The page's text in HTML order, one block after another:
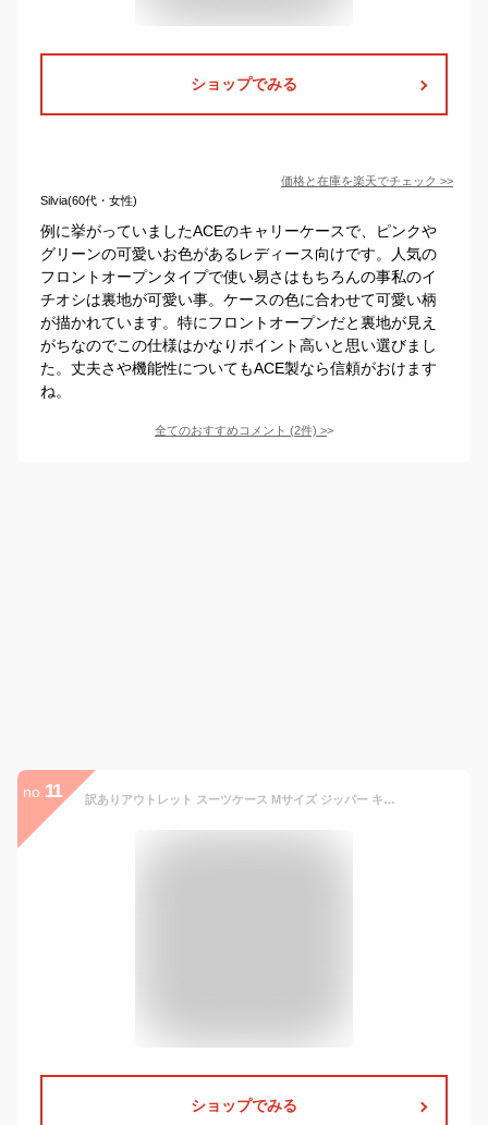
ショップでみる
価格と在庫を楽天でチェック >>
Silvia(60代・女性)
例に挙がっていましたACEのキャリーケースで、ピンクや
グリーンの可愛いお色があるレディース向けです。人気の
フロントオープンタイプで使い易さはもちろんの事私のイ
チオシは裏地が可愛い事。ケースの色に合わせて可愛い柄
が描かれています。特にフロントオープンだと裏地が見え
がちなのでこの仕様はかなりポイント高いと思い選びまし
た。丈夫さや機能性についてもACE製なら信頼がおけます
ね。
全てのおすすめコメント (2件) >
no. 11 訳ありアウトレット スーツケース Mサイズ ジッパー キャリーケース軽量 レディース ショルダーバッグ 旅行かばん ミニケースシフレ ルナルクス LUNALUX LUN2116 55cm
ショップでみる